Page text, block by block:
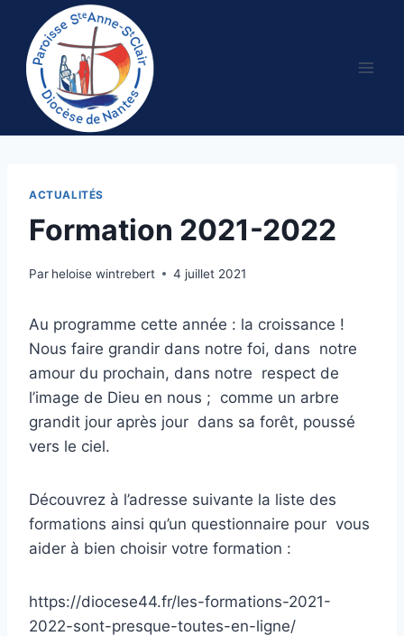
contenu
ACTUALITÉS
Formation 2021-2022
Par heloise wintrebert 4 juillet 2021
Au programme cette année : la croissance !
Nous faire grandir dans notre foi, dans notre
amour du prochain, dans notre respect de
l’image de Dieu en nous ; comme un arbre
grandit jour après jour dans sa forêt, poussé
vers le ciel.
Découvrez à l’adresse suivante la liste des
formations ainsi qu’un questionnaire pour vous
aider à bien choisir votre formation :
https://diocese44.fr/les-formations-2021-
2022-sont-presque-toutes-en-ligne/